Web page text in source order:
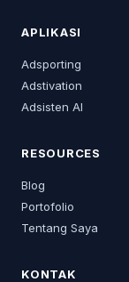
APLIKASI
Adsporting
Adstivation
Adsisten AI
RESOURCES
Blog
Portofolio
Tentang Saya
KONTAK